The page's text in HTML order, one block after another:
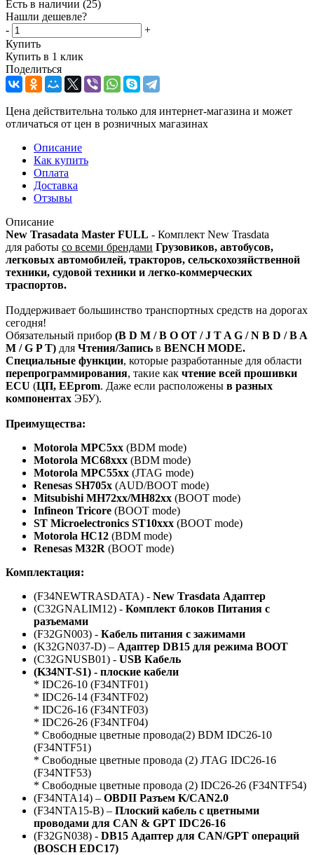
Есть в наличии (25)
Нашли дешевле?
-
+
Купить
Купить в 1 клик
Поделиться
Цена действительна только для интернет-магазина и может
отличаться от цен в розничных магазинах
Описание
Как купить
Оплата
Доставка
Отзывы
Описание
New Trasadata Master FULL - Комплект New Trasdata
для работы со всеми брендами Грузовиков, автобусов,
легковых автомобилей, тракторов, сельскохозяйственной
техники, судовой техники и легко-коммерческих
траспортов.
Поддерживает большинство транспортных средств на дорогах
сегодня!
Обязательный прибор (B D M / B O OT / J T A G / N B D / B A
M / G P T) для Чтения/Запись в BENCH MODE.
Специальные функции, которые разработанные для области
перепрограммирования, такие как чтение всей прошивки
ECU (ЦП, EEprom. Даже если расположены в разных
компонентах ЭБУ).
Преимущества:
Motorola MPC5xx (BDM mode)
Motorola MC68xxx (BDM mode)
Motorola MPC55xx (JTAG mode)
Renesas SH705x (AUD/BOOT mode)
Mitsubishi MH72xx/MH82xx (BOOT mode)
Infineon Tricore (BOOT mode)
ST Microelectronics ST10xxx (BOOT mode)
Motorola HC12 (BDM mode)
Renesas M32R (BOOT mode)
Комплектация:
(F34NEWTRASDATA) - New Trasdata Адаптер
(C32GNALIM12) - Комплект блоков Питания с
разъемами
(F32GN003) - Кабель питания с зажимами
(K32GN037-D) – Адаптер DB15 для режима BOOT
(C32GNUSB01) - USB Кабель
(K34NT-S1) - плоские кабели
* IDC26-10 (F34NTF01)
* IDC26-14 (F34NTF02)
* IDC26-16 (F34NTF03)
* IDC26-26 (F34NTF04)
* Cвободные цветные провода(2) BDM IDC26-10
(F34NTF51)
* Cвободные цветные провода (2) JTAG IDC26-16
(F34NTF53)
* Cвободные цветные провода (2) IDC26-26 (F34NTF54)
(F34NTA14) – OBDII Разъем K/CAN2.0
(F34NTA15-B) – Плоский кабель с цветными
проводами для CAN & GPT IDC26-16
(F32GN038) - DB15 Адаптер для CAN/GPT операций
(BOSCH EDC17)